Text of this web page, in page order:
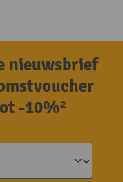
nieuwsbrief
-10%²